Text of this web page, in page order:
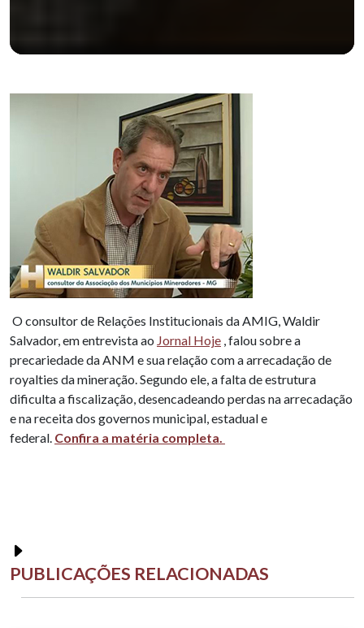
O consultor de Relações Institucionais da AMIG, Waldir
Salvador, em entrevista ao Jornal Hoje , falou sobre a
precariedade da ANM e sua relação com a arrecadação de
royalties da mineração. Segundo ele, a falta de estrutura
dificulta a fiscalização, desencadeando perdas na arrecadação
e na receita dos governos municipal, estadual e
federal. Confira a matéria completa.
PUBLICAÇÕES RELACIONADAS